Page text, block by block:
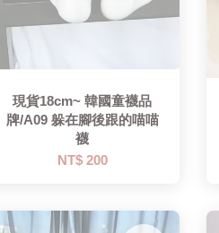
現貨18cm~ 韓國童襪品
牌/A09 躲在腳後跟的喵喵
襪
NT$ 200